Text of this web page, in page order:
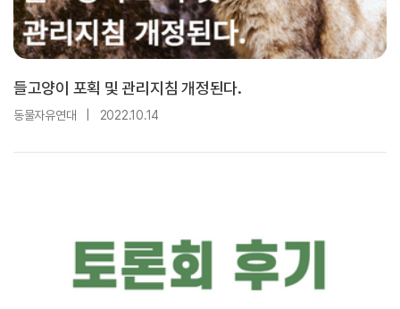
들고양이 포획 및 관리지침 개정된다.
동물자유연대 2022.10.14